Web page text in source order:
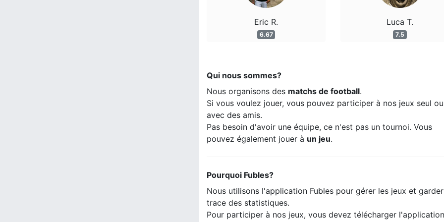
Eric R.
6.67
Luca T.
7.5
Qui nous sommes?
Nous organisons des matchs de football.
Si vous voulez jouer, vous pouvez participer à nos jeux seul ou
avec des amis.
Pas besoin d'avoir une équipe, ce n'est pas un tournoi. Vous
pouvez également jouer à un jeu.
Pourquoi Fubles?
Nous utilisons l'application Fubles pour gérer les jeux et
trace des statistiques.
Pour participer à nos jeux, vous devez télécharger l'application